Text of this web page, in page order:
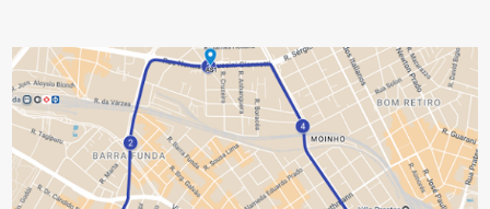
Floripa Fibra 2025. Na manhã deste sábado (30) foram conhecidos
os campeões dos 21 km do maior evento esportivo de Santa
Catarina. A mineira Jessica Ladeira e o queniano Wilson Mutua
foram os vencedores da meia maratona, ambos com a quebra de
recorde da prova. Neste domingo (31) será a vez da prova principal,
os 42,195 km da maratona, além da corrida de 5 KM. As largadas,